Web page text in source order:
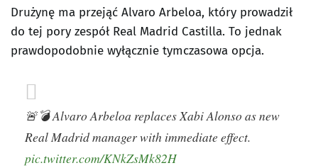
Drużynę ma przejąć Alvaro Arbeloa, który prowadził
do tej pory zespół Real Madrid Castilla. To jednak
prawdopodobnie wyłącznie tymczasowa opcja.
🚨💣 Alvaro Arbeloa replaces Xabi Alonso as new
Real Madrid manager with immediate effect.
pic.twitter.com/KNkZsMk82H